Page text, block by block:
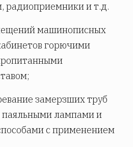
и т.д.
машинописных
горючими
замерзших труб
лампами и
с применением